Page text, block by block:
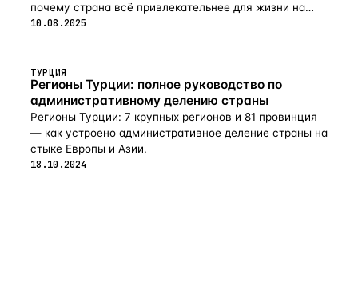
почему страна всё привлекательнее для жизни на
пенсии в 2026-м.
10.08.2025
ТУРЦИЯ
Регионы Турции: полное руководство по
административному делению страны
Регионы Турции: 7 крупных регионов и 81 провинция
— как устроено административное деление страны на
стыке Европы и Азии.
18.10.2024